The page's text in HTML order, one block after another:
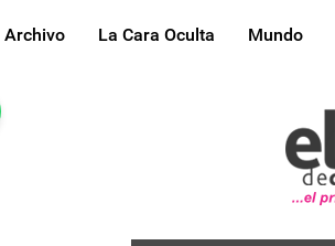
Archivo La Cara Oculta Mundo